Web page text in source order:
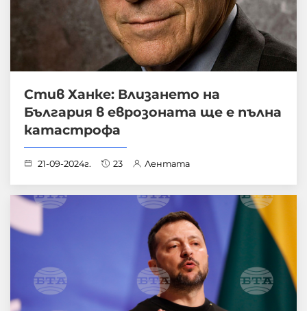
Стив Ханке: Влизането на
България в еврозоната ще е пълна
катастрофа
21-09-2024г. 23 Лентата